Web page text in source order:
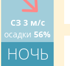
СЗ 3 м/с
осадки 56%
НОЧЬ